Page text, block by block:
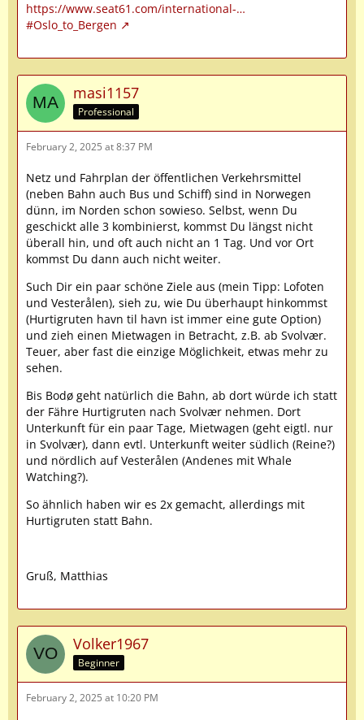
https://www.seat61.com/international-…
#Oslo_to_Bergen
masi1157
Professional
February 2, 2025 at 8:37 PM
Netz und Fahrplan der öffentlichen Verkehrsmittel
(neben Bahn auch Bus und Schiff) sind in Norwegen
dünn, im Norden schon sowieso. Selbst, wenn Du
geschickt alle 3 kombinierst, kommst Du längst nicht
überall hin, und oft auch nicht an 1 Tag. Und vor Ort
kommst Du dann auch nicht weiter.
Such Dir ein paar schöne Ziele aus (mein Tipp: Lofoten
und Vesterålen), sieh zu, wie Du überhaupt hinkommst
(Hurtigruten havn til havn ist immer eine gute Option)
und zieh einen Mietwagen in Betracht, z.B. ab Svolvær.
Teuer, aber fast die einzige Möglichkeit, etwas mehr zu
sehen.
Bis Bodø geht natürlich die Bahn, ab dort würde ich statt
der Fähre Hurtigruten nach Svolvær nehmen. Dort
Unterkunft für ein paar Tage, Mietwagen (geht eigtl. nur
in Svolvær), dann evtl. Unterkunft weiter südlich (Reine?)
und nördlich auf Vesterålen (Andenes mit Whale
Watching?).
So ähnlich haben wir es 2x gemacht, allerdings mit
Hurtigruten statt Bahn.
Gruß, Matthias
Volker1967
Beginner
February 2, 2025 at 10:20 PM